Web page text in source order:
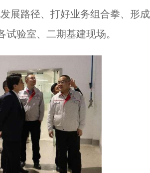
展路径、打好业务组合拳、形成
验室、二期基建现场。